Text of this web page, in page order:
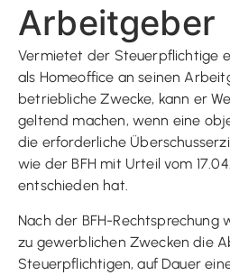
Arbeitgeber
Vermietet der Steuerpflichtige
als Homeoffice an seinen
betriebliche Zwecke, kann er
geltend machen, wenn eine
die erforderliche
wie der BFH mit Urteil vom
entschieden hat.
Nach der BFH-Rechtsprechung
zu gewerblichen Zwecken die
Steuerpflichtigen, auf Dauer